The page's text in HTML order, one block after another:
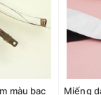
màu bạc